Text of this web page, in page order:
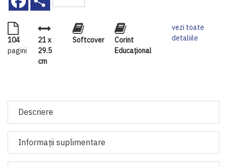
104
pagini
21 x
29.5
cm
Softcover
Corint
Educaţional
vezi toate
detaliile
Descriere
Informaţii suplimentare